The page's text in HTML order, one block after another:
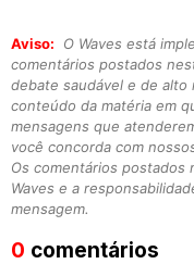
Aviso:
O Waves está
comentários postados
debate saudável e de
conteúdo da matéria em
mensagens que
você concorda com
Os comentários postados
Waves e a
mensagem.
0 comentários